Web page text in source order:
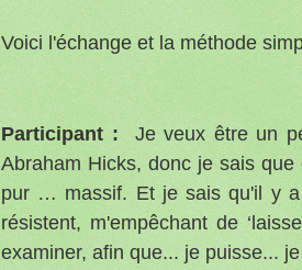
Voici l'échange et la méthode
Participant : Je veux être un
Abraham Hicks, donc je sais
pur … massif. Et je sais qu'il y a
résistent, m'empêchant de
examiner, afin que... je puisse...